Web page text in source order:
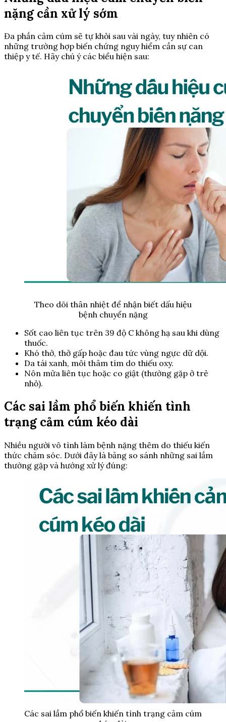
nặng cần xử lý sớm
Đa phần cảm cúm sẽ tự khỏi sau vài ngày, tuy nhiên có
những trường hợp biến chứng nguy hiểm cần sự can
thiệp y tế. Hãy chú ý các biểu hiện sau:
Theo dõi thân nhiệt để nhận biết dấu hiệu
bệnh chuyển nặng
Sốt cao liên tục trên 39 độ C không hạ sau khi dùng
thuốc.
Khó thở, thở gấp hoặc đau tức vùng ngực dữ dội.
Da tái xanh, môi thâm tím do thiếu oxy.
Nôn mửa liên tục hoặc co giật (thường gặp ở trẻ
nhỏ).
Các sai lầm phổ biến khiến tình
trạng cảm cúm kéo dài
Nhiều người vô tình làm bệnh nặng thêm do thiếu kiến
thức chăm sóc. Dưới đây là bảng so sánh những sai lầm
thường gặp và hướng xử lý đúng:
Các sai lầm phổ biến khiến tình trạng cảm cúm